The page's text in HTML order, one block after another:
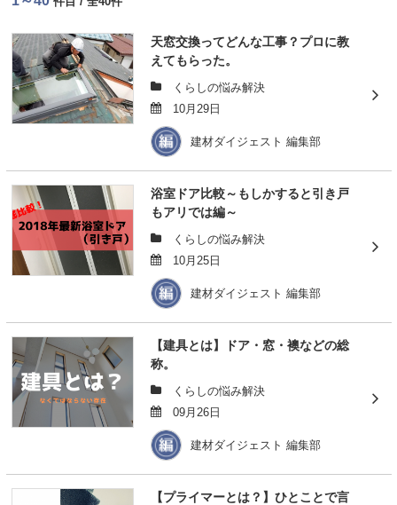
天窓交換ってどんな工事？プロに教
えてもらった。
くらしの悩み解決
10月29日
建材ダイジェスト 編集部
浴室ドア比較～もしかすると引き戸
もアリでは編～
くらしの悩み解決
10月25日
建材ダイジェスト 編集部
【建具とは】ドア・窓・襖などの総
称。
くらしの悩み解決
09月26日
建材ダイジェスト 編集部
【プライマーとは？】ひとことで言